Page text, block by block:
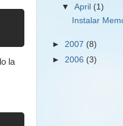
la
▼April (1)
Instalar
► 2007 (8)
► 2006 (3)